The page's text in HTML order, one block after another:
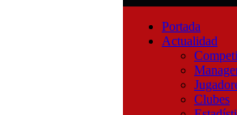
Portada
Actualidad
Clubes